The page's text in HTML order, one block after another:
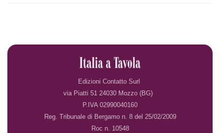
Edizioni Contatto Surl
via Piatti 51 24030 Mozzo (BG)
P.IVA 02990040160
Reg. Tribunale di Bergamo n. 8 del 25/02/2009
Roc n. 10548